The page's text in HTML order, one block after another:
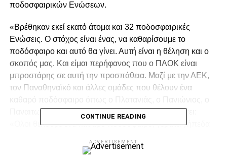
ποδοσφαιρικών Ενώσεων.
«Βρέθηκαν εκεί εκατό άτομα και 32 ποδοσφαιρικές
Ενώσεις. Ο στόχος είναι ένας, να καθαρίσουμε το
ποδόσφαιρο και αυτό θα γίνει. Αυτή είναι η θέληση και ο
σκοπός μας. Και είμαι περήφανος που ο ΠΑΟΚ είναι
μπροστάρης σε αυτή την προσπάθεια. Μαζί με την ΑΕΚ,
τον Παναθηναϊκό και άλλες ομάδες που θέλουν ένα
Παναιτωλικός, ο ΠΑΣ και η Ξάνθη» για να συνεχίσει:
«Ολοι θέλουμε ένα καθαρό ποδόσφαιρο, γεμάτα γήπεδα
γιατί αυτό θέλει και ο κόσμος» σημείωσε ο μεγαλομέτοχος
CONTINUE READING
ADVERTISEMENT